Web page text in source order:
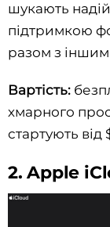
шукають
підтримкою
разом з
Вартість:
хмарного
стартують від
2. Apple